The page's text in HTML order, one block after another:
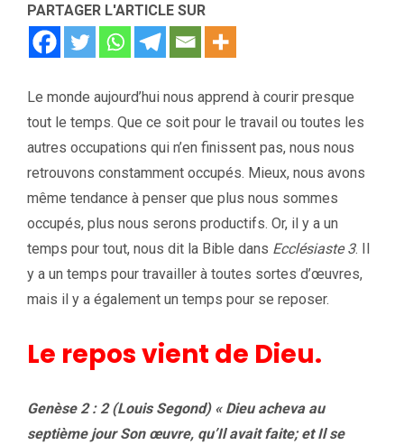
PARTAGER L'ARTICLE SUR
Le monde aujourd’hui nous apprend à courir presque
tout le temps. Que ce soit pour le travail ou toutes les
autres occupations qui n’en finissent pas, nous nous
retrouvons constamment occupés. Mieux, nous avons
même tendance à penser que plus nous sommes
occupés, plus nous serons productifs. Or, il y a un
temps pour tout, nous dit la Bible dans Ecclésiaste 3. Il
y a un temps pour travailler à toutes sortes d’œuvres,
mais il y a également un temps pour se reposer.
Le repos vient de Dieu.
Genèse 2 : 2 (Louis Segond) « Dieu acheva au
septième jour Son œuvre, qu’Il avait faite; et Il se